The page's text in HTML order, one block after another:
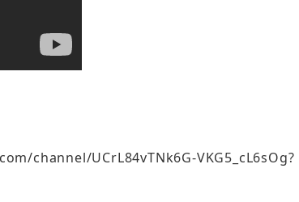
channel/UCrL84vTNk6G-VKG5_cL6sOg?